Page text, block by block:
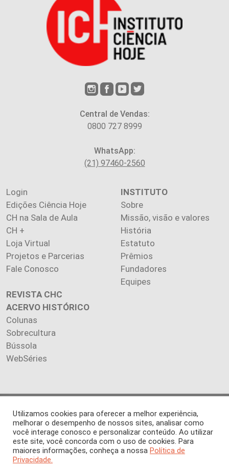
Central de Vendas:
0800 727 8999
WhatsApp:
(21) 97460-2560
Login
Edições Ciência Hoje
CH na Sala de Aula
CH +
Loja Virtual
Projetos e Parcerias
Fale Conosco
INSTITUTO
Sobre
Missão, visão e valores
História
Estatuto
Prêmios
Fundadores
Equipes
REVISTA CHC
ACERVO HISTÓRICO
Colunas
Sobrecultura
Bússola
WebSéries
Copyright 2026 INSTITUTO CIÊNCIA HOJE. Todos os direitos
reservados.
Os artigos publicados na revista refletem exclusivamente a
opinião de seus autores.
É proibida a reprodução, integral ou parcial, do conteúdo (imagens
Utilizamos cookies para oferecer a melhor experiência,
melhorar o desempenho de nossos sites, analisar como
você interage conosco e personalizar conteúdo. Ao utilizar
este site, você concorda com o uso de cookies. Para
maiores informações, conheça a nossa Política de
Privacidade.